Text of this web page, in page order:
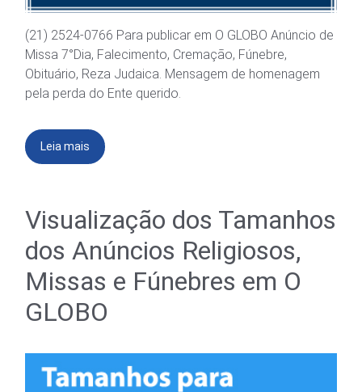
(21) 2524-0766 Para publicar em O GLOBO Anúncio de
Missa 7°Dia, Falecimento, Cremação, Fúnebre,
Obituário, Reza Judaica. Mensagem de homenagem
pela perda do Ente querido.
Leia mais
Visualização dos Tamanhos
dos Anúncios Religiosos,
Missas e Fúnebres em O
GLOBO